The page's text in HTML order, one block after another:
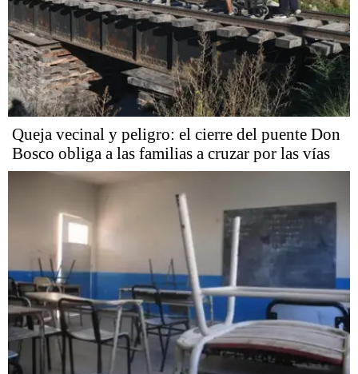
Queja vecinal y peligro: el cierre del puente Don
Bosco obliga a las familias a cruzar por las vías